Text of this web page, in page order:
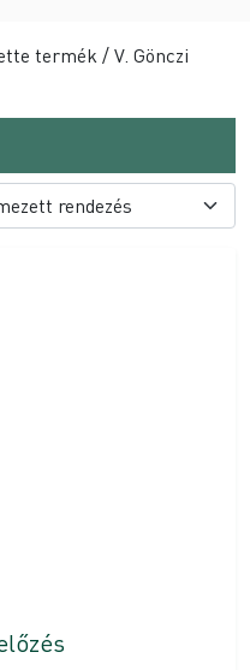
termék / V. Gönczi